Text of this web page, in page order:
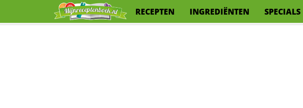
RECEPTEN INGREDIËNTEN SPECIALS